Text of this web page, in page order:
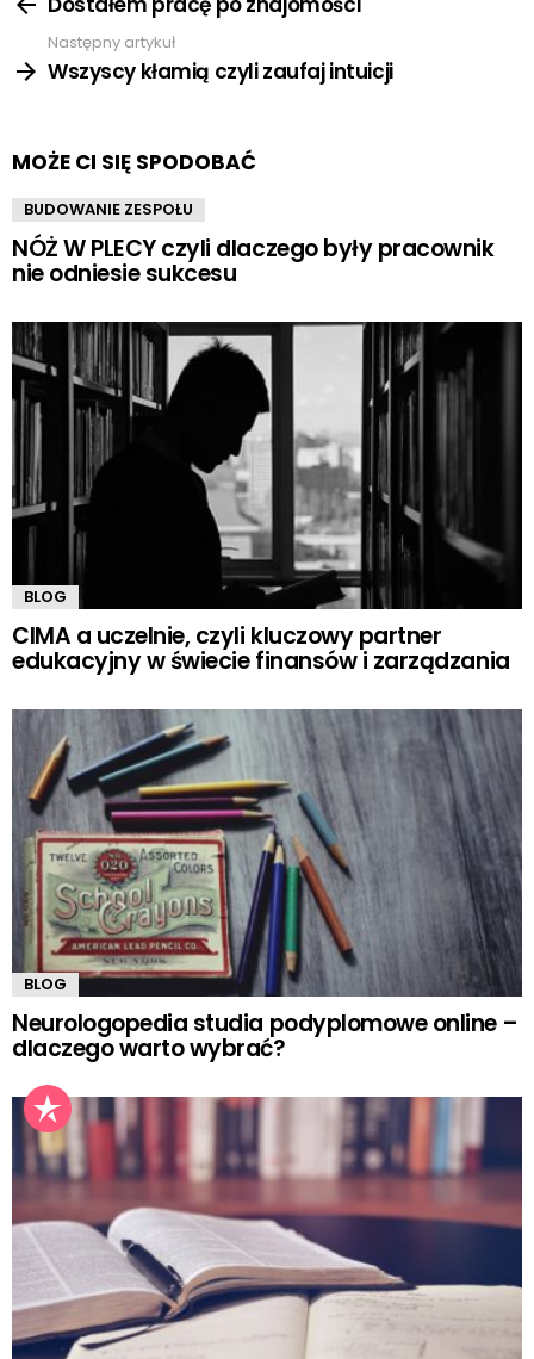
Następny artykuł
Wszyscy kłamią czyli zaufaj intuicji
MOŻE CI SIĘ SPODOBAĆ
BUDOWANIE ZESPOŁU
NÓŻ W PLECY czyli dlaczego były pracownik
nie odniesie sukcesu
BLOG
CIMA a uczelnie, czyli kluczowy partner
edukacyjny w świecie finansów i zarządzania
BLOG
Neurologopedia studia podyplomowe online –
dlaczego warto wybrać?